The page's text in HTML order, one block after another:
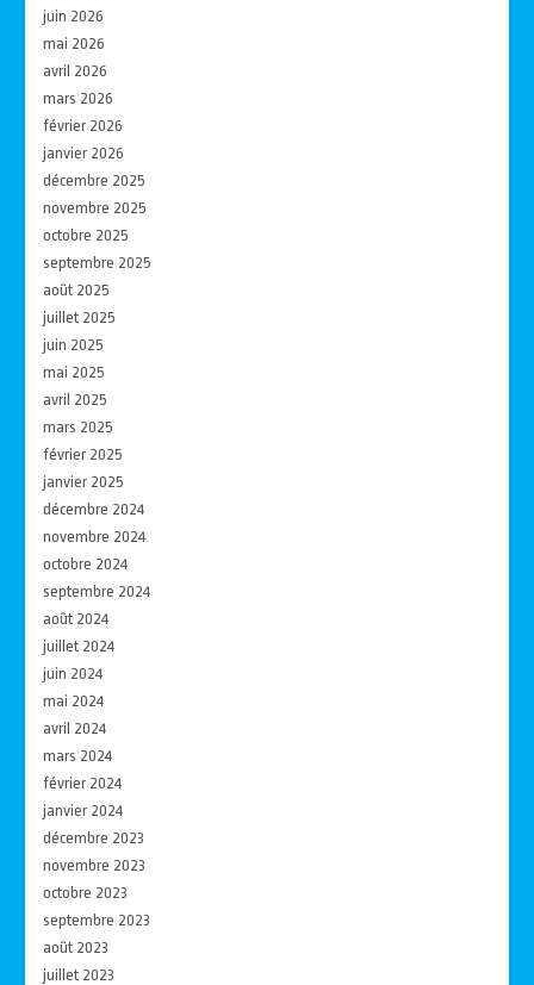
juin 2026
mai 2026
avril 2026
mars 2026
février 2026
janvier 2026
décembre 2025
novembre 2025
octobre 2025
septembre 2025
août 2025
juillet 2025
juin 2025
mai 2025
avril 2025
mars 2025
février 2025
janvier 2025
décembre 2024
novembre 2024
octobre 2024
septembre 2024
août 2024
juillet 2024
juin 2024
mai 2024
avril 2024
mars 2024
février 2024
janvier 2024
décembre 2023
novembre 2023
octobre 2023
septembre 2023
août 2023
juillet 2023